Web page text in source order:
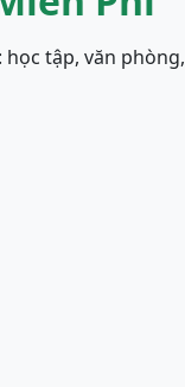
tập, văn phòng,